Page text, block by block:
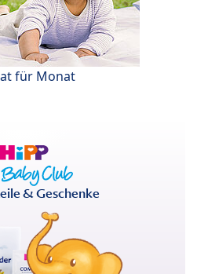
für Monat
& Geschenke